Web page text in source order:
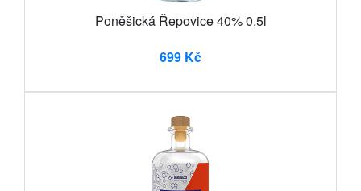
Poněšická Řepovice 40% 0,5l
699 Kč